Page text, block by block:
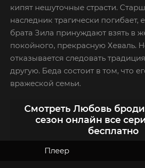
кипят нешуточные страсти.
наследник трагически погибает,
брата Зила принуждают взять в
покойного, прекрасную Хеваль.
отказывается следовать
другую. Беда состоит в том, что
вражеской семьи.
Смотреть Любовь
сезон онлайн все
бесплатно
Плеер